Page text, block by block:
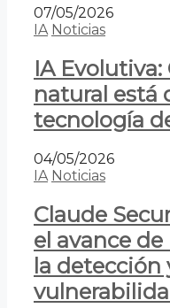
07/05/2026
IA Noticias
IA
natural está
tecnología
04/05/2026
IA Noticias
Claude
el avance
la detección